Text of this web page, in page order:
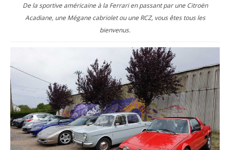
De la sportive américaine à la Ferrari en passant par une Citroën
Acadiane, une Mégane cabriolet ou une RCZ, vous êtes tous les
bienvenus.